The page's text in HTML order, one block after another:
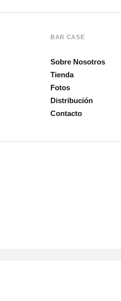
BAR CASE
Sobre Nosotros
Tienda
Fotos
Distribución
Contacto